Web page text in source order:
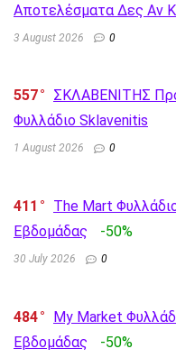
Αποτελέσματα Δες Αν
3 August 2026 0
557
ΣΚΛΑΒΕΝΙΤΗΣ
Φυλλάδιο Sklavenitis
1 August 2026 0
411
The Mart
Εβδομάδας
-50%
30 July 2026 0
484
My Market
Εβδομάδας
-50%